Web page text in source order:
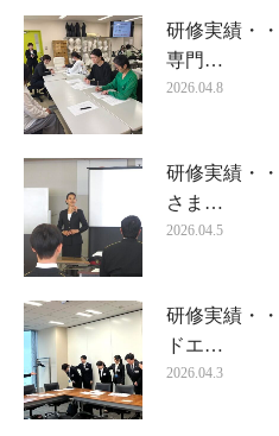
研修実績・
専門…
2026.04.8
研修実績・
さま…
2026.04.5
研修実績・
ドエ…
2026.04.3